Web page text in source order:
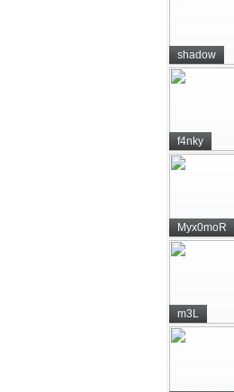
shadow
f4nky
Myx0moR
m3L